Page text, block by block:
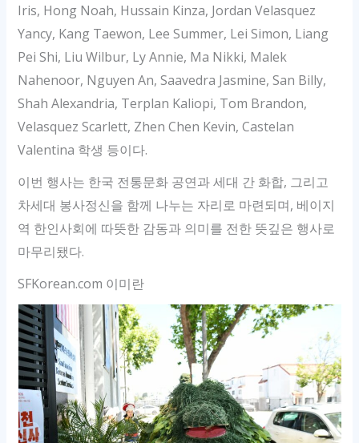
Iris, Hong Noah, Hussain Kinza, Jordan Velasquez
Yancy, Kang Taewon, Lee Summer, Lei Simon, Liang
Pei Shi, Liu Wilbur, Ly Annie, Ma Nikki, Malek
Nahenoor, Nguyen An, Saavedra Jasmine, San Billy,
Shah Alexandria, Terplan Kaliopi, Tom Brandon,
Velasquez Scarlett, Zhen Chen Kevin, Castelan
Valentina 학생 등이다.
이번 행사는 한국 전통문화 공연과 세대 간 화합, 그리고
차세대 봉사정신을 함께 나누는 자리로 마련되며, 베이지
역 한인사회에 따뜻한 감동과 의미를 전한 뜻깊은 행사로
마무리됐다.
SFKorean.com 이미란